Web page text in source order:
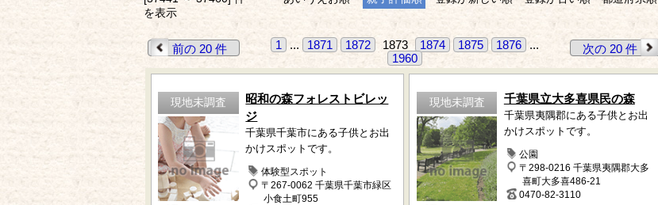
を表示
前の 20 件 1 ... 1871 1872 1873 1874 1875 1876
...
1960
次の 20 件
現地未調査
昭和の森フォレストビレッ
ジ
千葉県千葉市にある子供とお出
かけスポットです。
体験型スポット
〒267-0062 千葉県千葉市緑区
小食土町955
現地未調査 千葉県立大多喜県民の森
千葉県夷隅郡にある子供とお出
かけスポットです。
公園
〒298-0216 千葉県夷隅郡大多
喜町大多喜486-21
0470-82-3110